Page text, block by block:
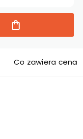
Co zawiera cena